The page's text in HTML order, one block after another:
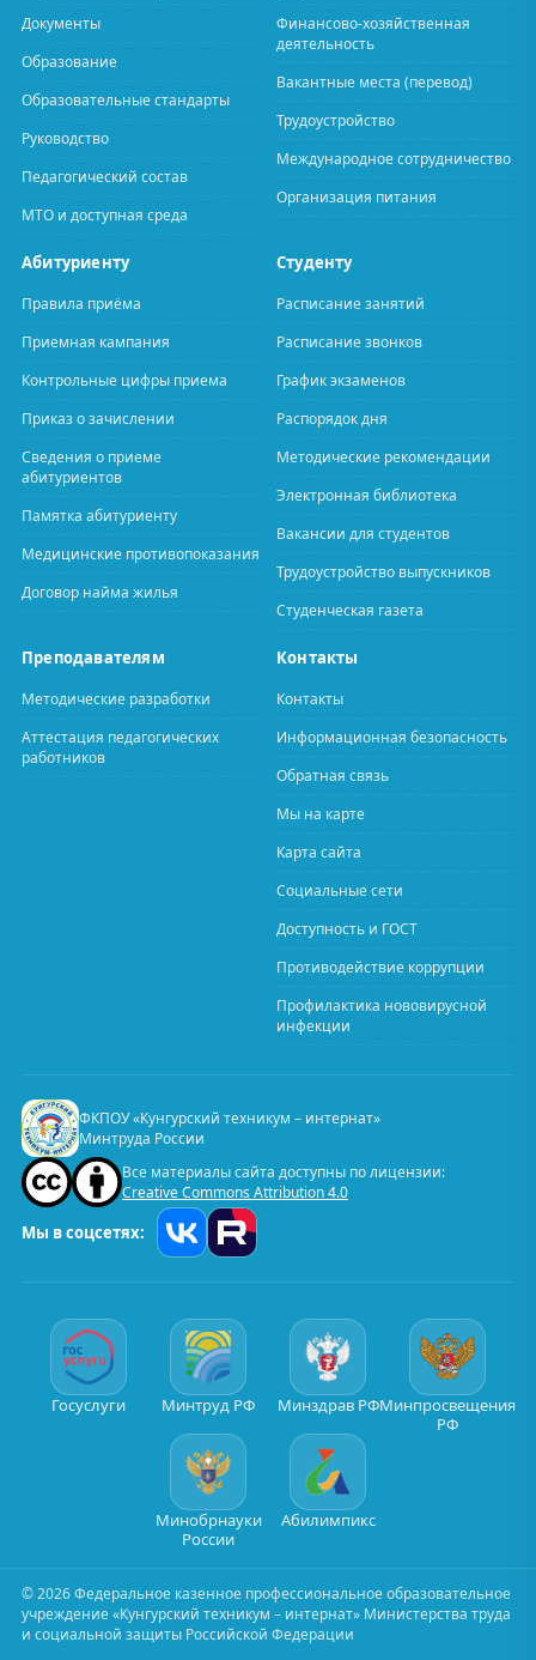
Документы
Образование
Образовательные стандарты
Руководство
Педагогический состав
МТО и доступная среда
Финансово-хозяйственная
деятельность
Вакантные места (перевод)
Трудоустройство
Международное сотрудничество
Организация питания
Абитуриенту
Правила приёма
Приемная кампания
Контрольные цифры приема
Приказ о зачислении
Сведения о приеме
абитуриентов
Памятка абитуриенту
Медицинские противопоказания
Договор найма жилья
Студенту
Расписание занятий
Расписание звонков
График экзаменов
Распорядок дня
Методические рекомендации
Электронная библиотека
Вакансии для студентов
Трудоустройство выпускников
Студенческая газета
Преподавателям
Методические разработки
Аттестация педагогических
работников
Контакты
Контакты
Информационная безопасность
Обратная связь
Мы на карте
Карта сайта
Социальные сети
Доступность и ГОСТ
Противодействие коррупции
Профилактика нововирусной
инфекции
ФКПОУ «Кунгурский техникум – интернат»
Минтруда России
Все материалы сайта доступны по лицензии:
Creative Commons Attribution 4.0
Мы в соцсетях:
Госуслуги Минтруд РФ Минздрав РФМинпросвещения
РФ
Минобрнауки
России
Абилимпикс
©2026Федеральное казенное профессиональное образовательное
учреждение «Кунгурский техникум – интернат» Министерства труда
и социальной защиты Российской Федерации